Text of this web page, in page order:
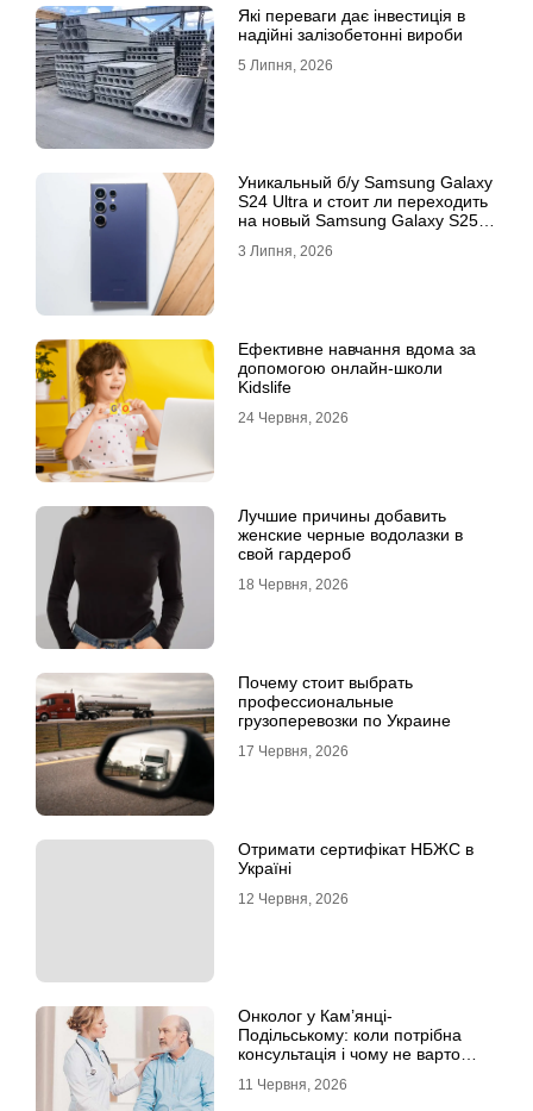
Які переваги дає інвестиція в
надійні залізобетонні вироби
5 Липня, 2026
Уникальный б/у Samsung Galaxy
S24 Ultra и стоит ли переходить
на новый Samsung Galaxy S25
3 Липня, 2026
Ефективне навчання вдома за
допомогою онлайн-школи
Kidslife
24 Червня, 2026
Лучшие причины добавить
женские черные водолазки в
свой гардероб
18 Червня, 2026
Почему стоит выбрать
профессиональные
грузоперевозки по Украине
17 Червня, 2026
Отримати сертифікат НБЖС в
Україні
12 Червня, 2026
Онколог у Кам’янці-
Подільському: коли потрібна
консультація і чому не варто
11 Червня, 2026